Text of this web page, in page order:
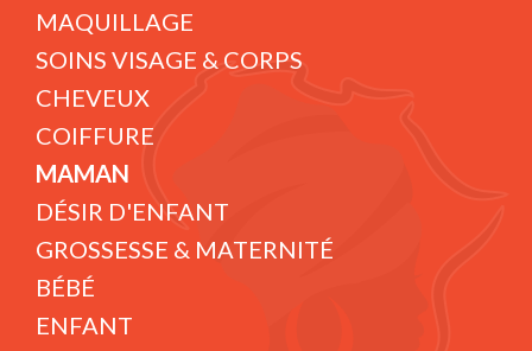
MAQUILLAGE
SOINS VISAGE & CORPS
CHEVEUX
COIFFURE
MAMAN
DÉSIR D'ENFANT
GROSSESSE & MATERNITÉ
BÉBÉ
ENFANT